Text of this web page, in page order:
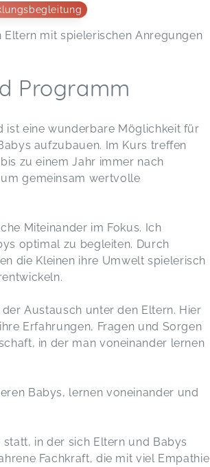
mit spielerischen Anregungen
Programm
ist eine wunderbare Möglichkeit für
aufzubauen. Im Kurs treffen
zu einem Jahr immer nach
gemeinsam wertvolle
Miteinander im Fokus. Ich
optimal zu begleiten. Durch
die Kleinen ihre Umwelt spielerisch
Austausch unter den Eltern. Hier
Erfahrungen, Fragen und Sorgen
in der man voneinander lernen
Babys, lernen voneinander und
in der sich Eltern und Babys
Fachkraft, die mit viel Empathie